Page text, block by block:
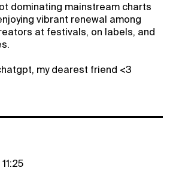
dominating mainstream charts
vibrant renewal among
at festivals, on labels, and
my dearest friend <3